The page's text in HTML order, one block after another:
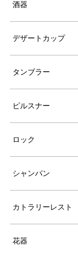
酒器
デザートカップ
タンブラー
ピルスナー
ロック
シャンパン
カトラリーレスト
花器